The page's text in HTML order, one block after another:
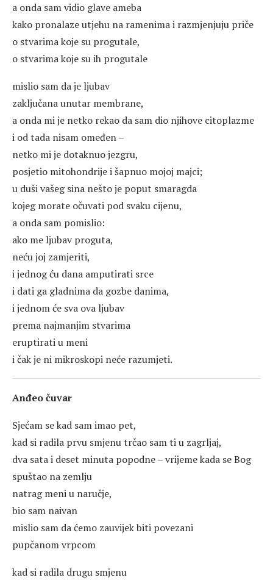
a onda sam vidio glave ameba
kako pronalaze utjehu na ramenima i razmjenjuju priče
o stvarima koje su progutale,
o stvarima koje su ih progutale
mislio sam da je ljubav
zaključana unutar membrane,
a onda mi je netko rekao da sam dio njihove citoplazme
i od tada nisam omeđen –
netko mi je dotaknuo jezgru,
posjetio mitohondrije i šapnuo mojoj majci;
u duši vašeg sina nešto je poput smaragda
kojeg morate očuvati pod svaku cijenu,
a onda sam pomislio:
ako me ljubav proguta,
neću joj zamjeriti,
i jednog ću dana amputirati srce
i dati ga gladnima da gozbe danima,
i jednom će sva ova ljubav
prema najmanjim stvarima
eruptirati u meni
i čak je ni mikroskopi neće razumjeti.
Anđeo čuvar
Sjećam se kad sam imao pet,
kad si radila prvu smjenu trčao sam ti u zagrljaj,
dva sata i deset minuta popodne – vrijeme kada se Bog
spuštao na zemlju
natrag meni u naručje,
bio sam naivan
mislio sam da ćemo zauvijek biti povezani
pupčanom vrpcom
kad si radila drugu smjenu